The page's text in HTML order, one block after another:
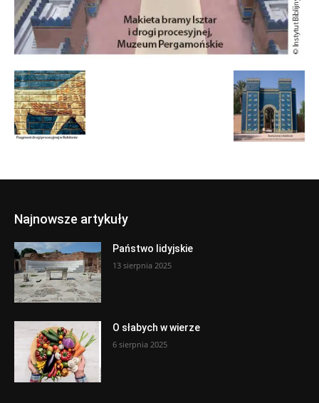
Najnowsze artykuły
Państwo lidyjskie
13 sierpnia 2025
O słabych w wierze
6 sierpnia 2025